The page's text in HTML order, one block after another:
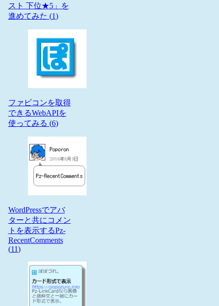
スト 下位★5」を
進めてみた (1)
ファビコンを取得
できるWebAPIを
使ってみる (6)
WordPressでアバ
ターと共にコメン
トを表示するPz-
RecentComments
(11)